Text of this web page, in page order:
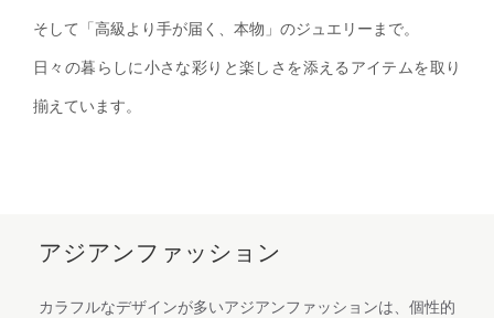
そして「高級より手が届く、本物」のジュエリーまで。
日々の暮らしに小さな彩りと楽しさを添えるアイテムを取り
揃えています。
アジアンファッション
カラフルなデザインが多いアジアンファッションは、個性的